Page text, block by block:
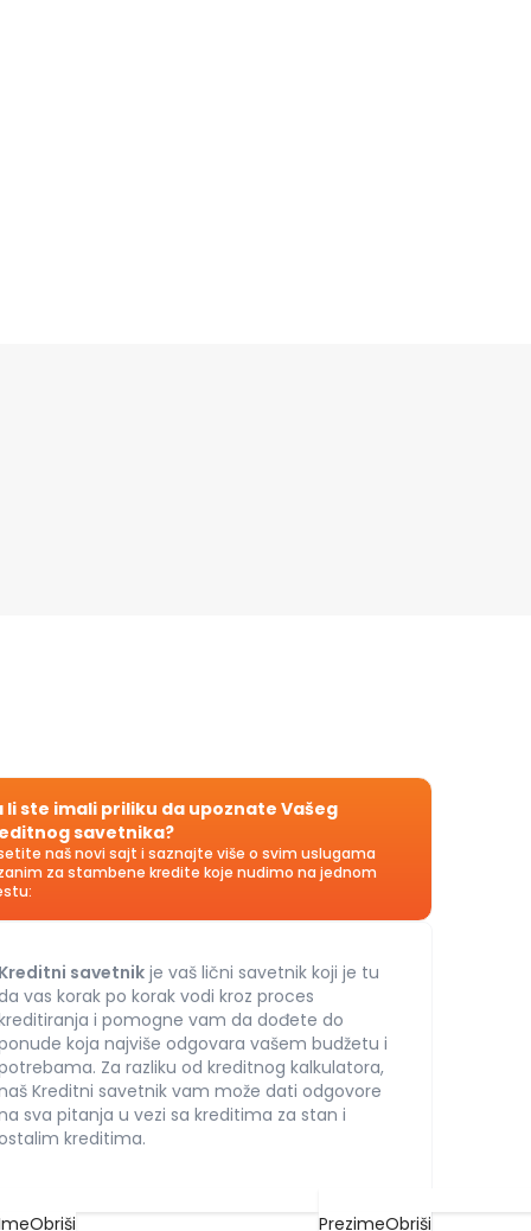
li ste imali priliku da upoznate Vašeg
savetnika?
naš novi sajt i saznajte više o svim uslugama
za stambene kredite koje nudimo na jednom
Kreditni savetnik je vaš lični savetnik koji je tu
vas korak po korak vodi kroz proces
i pomogne vam da dođete do
koja najviše odgovara vašem budžetu i
Za razliku od kreditnog kalkulatora,
Kreditni savetnik vam može dati odgovore
sva pitanja u vezi sa kreditima za stan i
kreditima.
Obriši PrezimeObriši